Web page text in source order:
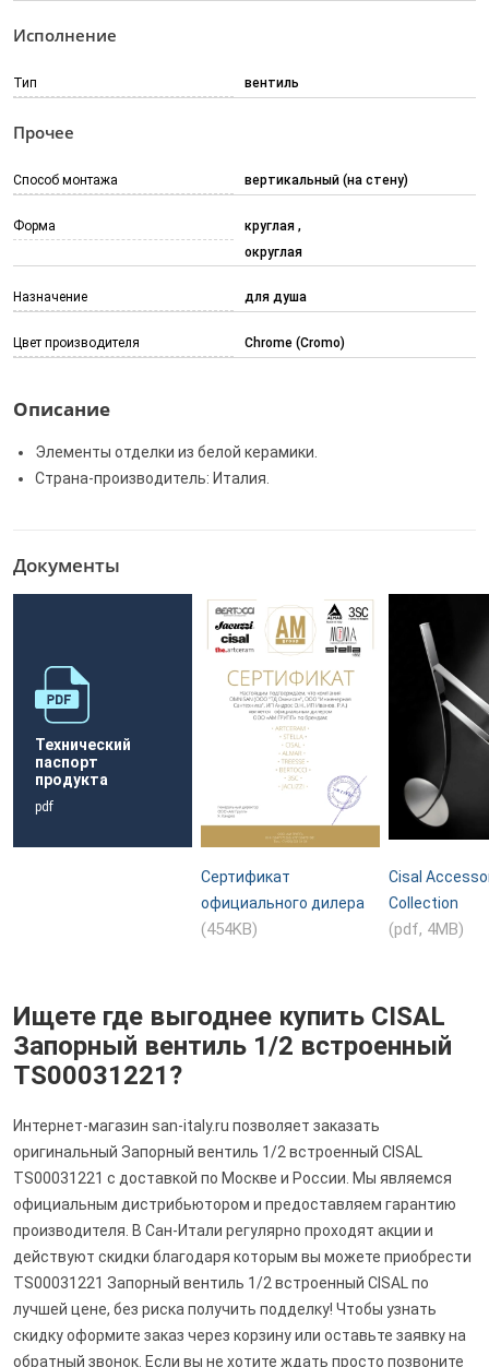
Исполнение
Тип вентиль
Прочее
Способ монтажа вертикальный (на стену)
Форма
круглая
округлая
Назначение для душа
Цвет производителя Chrome (Cromo)
Описание
Элементы отделки из белой керамики.
Страна-производитель: Италия.
Документы
Технический
паспорт
продукта
pdf
Сертификат
официального дилера
(454KB)
Cisal
Collection
(pdf, 4MB)
Ищете где выгоднее купить CISAL
Запорный вентиль 1/2 встроенный
TS00031221?
Интернет-магазин san-italy.ru позволяет заказать
оригинальный Запорный вентиль 1/2 встроенный CISAL
TS00031221 с доставкой по Москве и России. Мы являемся
официальным дистрибьютором и предоставляем гарантию
производителя. В Сан-Итали регулярно проходят акции и
действуют скидки благодаря которым вы можете приобрести
TS00031221 Запорный вентиль 1/2 встроенный CISAL по
лучшей цене, без риска получить подделку! Чтобы узнать
скидку оформите заказ через корзину или оставьте заявку на
обратный звонок. Если вы не хотите ждать просто позвоните